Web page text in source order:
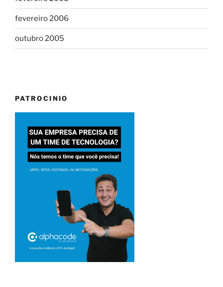
fevereiro 2006
outubro 2005
PATROCINIO